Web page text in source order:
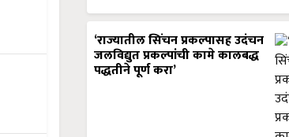
‘राज्यातील सिंचन प्रकल्पासह उदंचन
जलविद्युत प्रकल्पांची कामे कालबद्ध
पद्धतीने पूर्ण करा’